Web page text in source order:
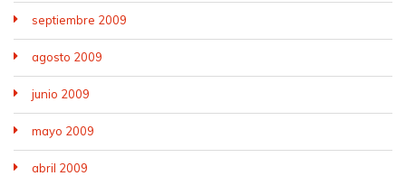
septiembre 2009
agosto 2009
junio 2009
mayo 2009
abril 2009